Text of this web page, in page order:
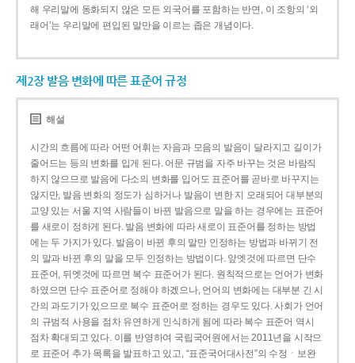
해 우리말에 동화되지 않은 모든 외국어를 포함하는 반면, 이 조항의 ‘외
래어’는 우리말에 편입된 말만을 이르는 좁은 개념이다.
제2장 발음 변화에 따른 표준어 규정
해설
시간의 흐름에 따라 어떤 어휘는 자음과 모음의 발음이 달라지고 길이가
줄어드는 등의 변화를 입게 된다. 어문 규범을 자주 바꾸는 것은 바람직
하지 않으므로 발음에 다소의 변화를 입어도 표준어를 곧바로 바꾸지는
않지만, 발음 변화의 정도가 심하거나 발음이 변한 지 오래되어 대부분의
교양 있는 서울 지역 사람들이 바뀐 발음으로 말을 하는 경우에는 표준어
를 새로이 정하게 된다. 발음 변화에 따라 새로이 표준어를 정하는 방법
에는 두 가지가 있다. 발음이 바뀐 후의 말만 인정하는 방법과 바뀌기 전
의 말과 바뀐 후의 말을 모두 인정하는 방법이다. 앞엣것에 따르면 단수
표준어, 뒤엣것에 따르면 복수 표준어가 된다. 원칙적으로는 언어가 변화
하였으면 단수 표준어로 정해야 하겠으나, 언어의 변화에는 대부분 긴 시
간의 과도기가 있으므로 복수 표준어로 정하는 경우도 있다. 사회가 언어
의 규범적 사용을 점차 유연하게 인식하게 됨에 따라 복수 표준어 역시
점차 확대되고 있다. 이를 반영하여 국립국어원에서는 2011년을 시작으
로 표준어 추가 목록을 발표하고 있고, “표준국어대사전”의 수정ㆍ보완